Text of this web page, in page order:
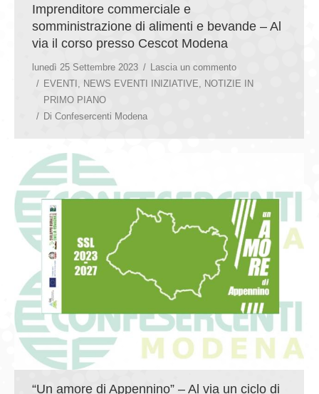
Imprenditore commerciale e
somministrazione di alimenti e bevande – Al
via il corso presso Cescot Modena
lunedì 25 Settembre 2023
Lascia un commento
EVENTI
NEWS EVENTI INIZIATIVE
NOTIZIE IN
PRIMO PIANO
Di Confesercenti Modena
“Un amore di Appennino” – Al via un ciclo di